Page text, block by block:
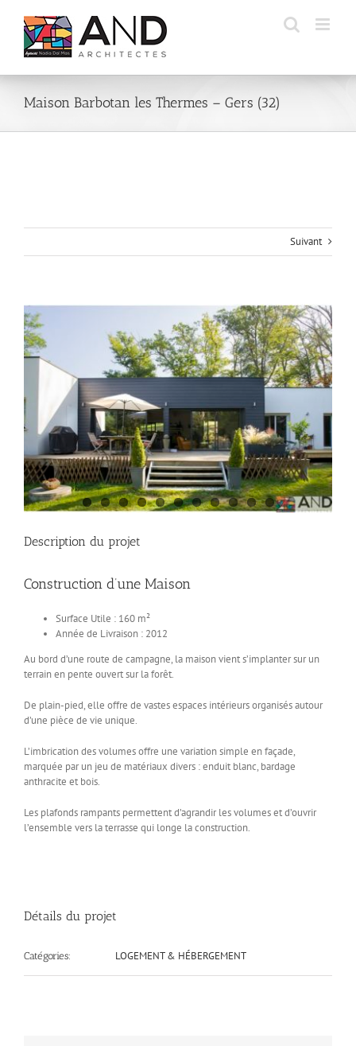
contenu
Maison Barbotan les Thermes – Gers (32)
Suivant
Voir
l'image
agrandie
Description du projet
Construction d’une Maison
Surface Utile : 160 m²
Année de Livraison : 2012
Au bord d’une route de campagne, la maison vient s’implanter sur un
terrain en pente ouvert sur la forêt.
De plain-pied, elle offre de vastes espaces intérieurs organisés autour
d’une pièce de vie unique.
L’imbrication des volumes offre une variation simple en façade,
marquée par un jeu de matériaux divers : enduit blanc, bardage
anthracite et bois.
Les plafonds rampants permettent d’agrandir les volumes et d’ouvrir
l’ensemble vers la terrasse qui longe la construction.
Détails du projet
Catégories: LOGEMENT & HÉBERGEMENT